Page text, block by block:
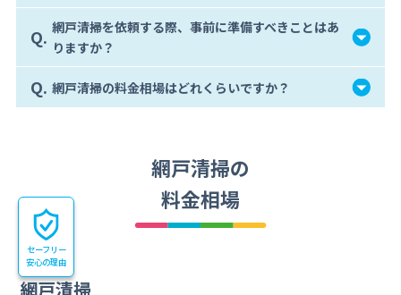
Q. 網戸清掃を依頼する際、事前に準備すべきことはあ
りますか？
Q. 網戸清掃の料金相場はどれくらいですか？
網戸清掃の
料金相場
網戸清掃
セーフリー
安心の理由